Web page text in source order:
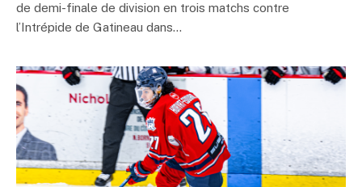
de demi-finale de division en trois matchs contre
l’Intrépide de Gatineau dans…